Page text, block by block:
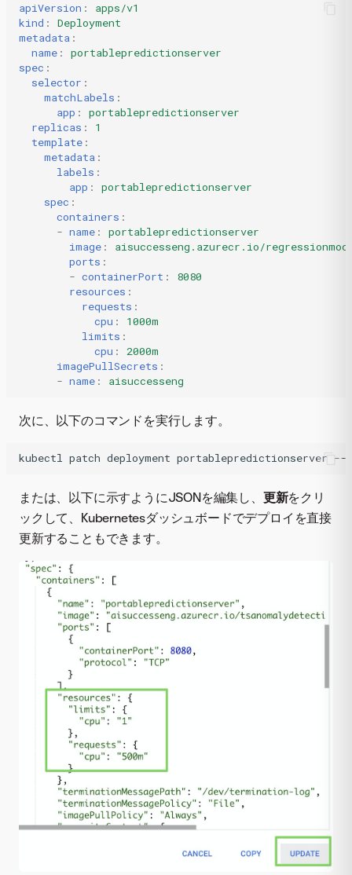
apiVersion :
apps/v1
kind :
Deployment
metadata :
name :
portablepredictionserver
spec :
selector :
matchLabels :
app :
portablepredictionserver
replicas :
1
template :
metadata :
labels :
app :
portablepredictionserver
spec :
containers :
- name :
portablepredictionserver
image :
aisuccesseng.azurecr.io/
ports :
- containerPort :
8080
resources :
requests :
cpu :
1000m
limits :
cpu :
2000m
imagePullSecrets :
- name : aisuccesseng
次に、以下のコマンドを実行します。
kubectl patch deployment portablepredictionserver --
または、以下に示すようにJSONを編集し、 更新をクリ
ックして、Kubernetesダッシュボードでデプロイを直接
更新することもできます。